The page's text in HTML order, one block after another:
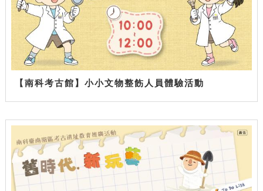
【南科考古館】小小文物整飭人員體驗活動